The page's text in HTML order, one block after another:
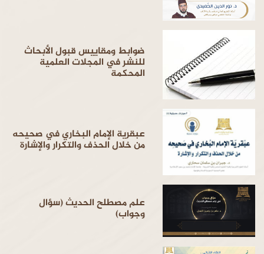
ضوابط ومقاييس قبول الأبحاث
للنشر في المجلات العلمية
المحكمة
عبقرية الإمام البخاري في صحيحه
من خلال الحذف والتكرار والإشارة
علم مصطلح الحديث (سؤال
وجواب)